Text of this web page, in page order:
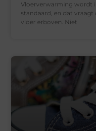
Vloerverwarming wordt
standaard, en dat
vloer erboven. Niet